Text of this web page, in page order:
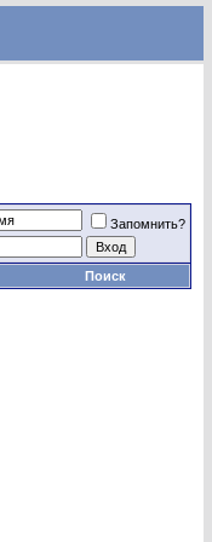
Запомнить?
Поиск